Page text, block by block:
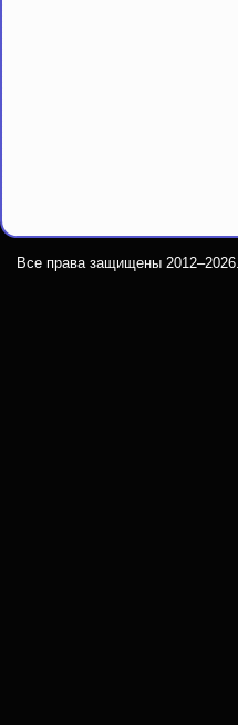
Все права защищены 2012–2026.